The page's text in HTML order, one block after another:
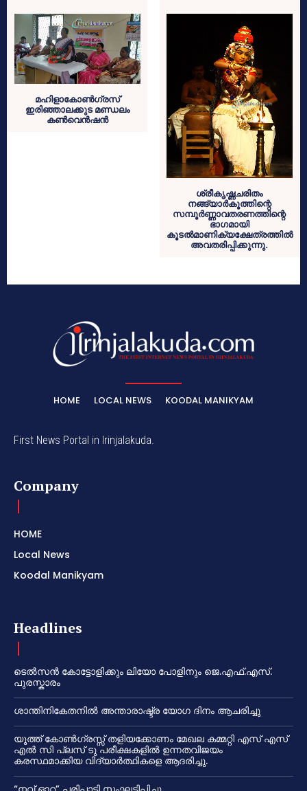
മഹിളാകോണ്‍ഗ്രസ്
ഇരിഞ്ഞാലക്കുട മണ്ഡലം
കണ്‍വെന്‍ഷന്‍
ശ്രീകൃഷ്ണചരിതം
നങ്ങ്യാര്‍കൂത്തിന്റെ
സമ്പൂര്‍ണ്ണാവതരണത്തിന്റെ
ഭാഗമായി
കൂടല്‍മാണിക്യക്ഷേത്രത്തില്‍
അവതരിപ്പിക്കുന്നു.
HOME LOCAL NEWS KOODAL MANIKYAM
First News Portal in Irinjalakuda.
Company
HOME
Local News
Koodal Manikyam
Headlines
ടെൽസൻ കോട്ടോളിക്കും ലിയോ പോളിനും ജെ.എഫ്.എസ്.
പുരസ്കാരം
ശാന്തിനികേതനിൽ അന്താരാഷ്ട്ര യോഗ ദിനം ആചരിച്ചു
യൂത്ത് കോൺഗ്രസ്സ് തളിയക്കോണം മേഖല കമ്മറ്റി എസ് എസ്
എൽ സി പ്ലസ് ടു പരീക്ഷകളിൽ ഉന്നതവിജയം
കരസ്ഥമാക്കിയ വിദ്യാർത്ഥികളെ ആദരിച്ചു.